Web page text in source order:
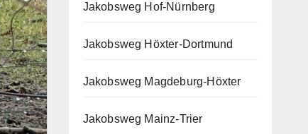
Jakobsweg Hof-Nürnberg
Jakobsweg Höxter-Dortmund
Jakobsweg Magdeburg-Höxter
Jakobsweg Mainz-Trier